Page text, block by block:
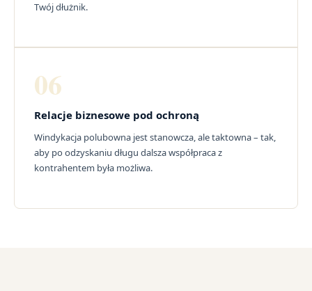
Twój dłużnik.
06
Relacje biznesowe pod ochroną
Windykacja polubowna jest stanowcza, ale taktowna – tak,
aby po odzyskaniu długu dalsza współpraca z
kontrahentem była możliwa.